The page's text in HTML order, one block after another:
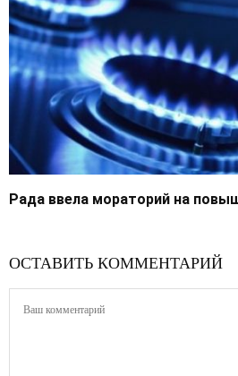
Рада ввела мораторий на
ОСТАВИТЬ КОММЕНТАРИЙ